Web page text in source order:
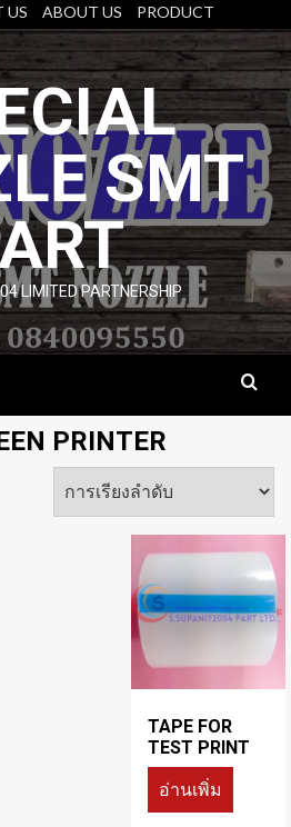
US ABOUT US PRODUCT
SMT
LIMITED PARTNERSHIP
PRINTER
TAPE FOR
TEST PRINT
อ่านเพิ่ม